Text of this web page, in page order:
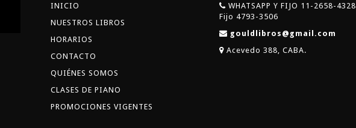
INICIO
NUESTROS LIBROS
HORARIOS
CONTACTO
QUIÉNES SOMOS
CLASES DE PIANO
PROMOCIONES VIGENTES
WHATSAPP Y FIJO 11-2658-4328
Fijo 4793-3506
gouldlibros@gmail.com
Acevedo 388, CABA.